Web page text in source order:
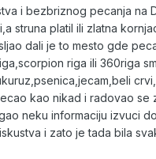
i bezbriznog pecanja na
struna platil ili zlatna
dali je to mesto gde
riga ili 360riga
kao nikad i radovao
neku informaciju izvuci
i zato je tada bila